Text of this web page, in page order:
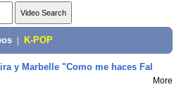
K-POP
y Marbelle "Como me haces Fal
More